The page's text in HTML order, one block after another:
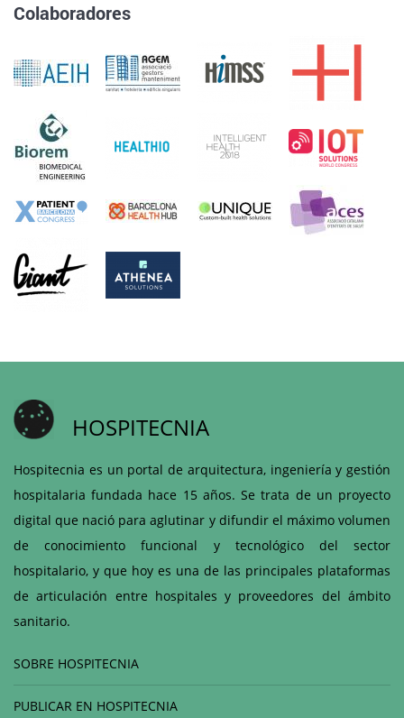
Colaboradores
HOSPITECNIA
Hospitecnia es un portal de arquitectura, ingeniería y gestión
hospitalaria fundada hace 15 años. Se trata de un proyecto
digital que nació para aglutinar y difundir el máximo volumen
de conocimiento funcional y tecnológico del sector
hospitalario, y que hoy es una de las principales plataformas
de articulación entre hospitales y proveedores del ámbito
sanitario.
SOBRE HOSPITECNIA
PUBLICAR EN HOSPITECNIA